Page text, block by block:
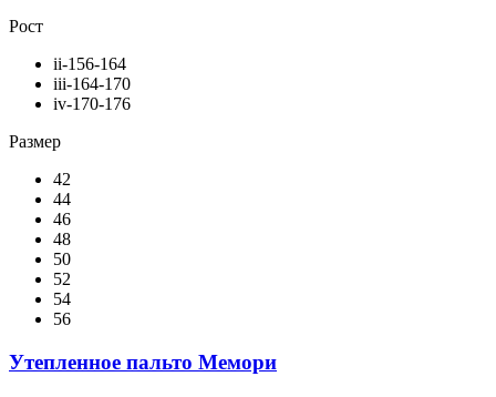
Рост
ii-156-164
iii-164-170
iv-170-176
Размер
42
44
46
48
50
52
54
56
Утепленное пальто Мемори